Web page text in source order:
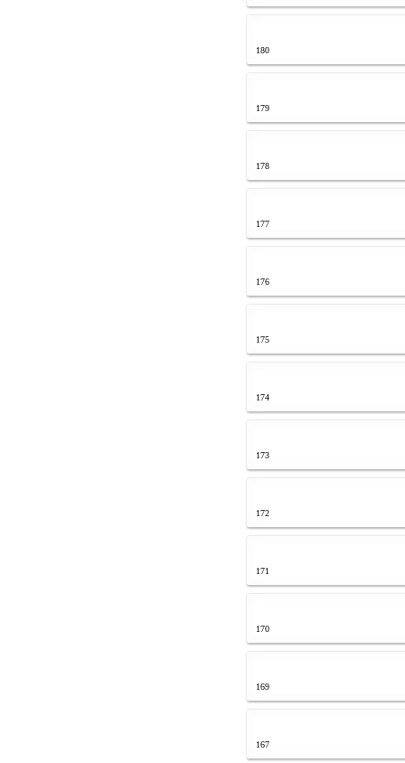
180
179
178
177
176
175
174
173
172
171
170
169
167